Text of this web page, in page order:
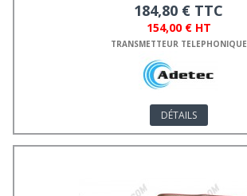
184,80 € TTC
154,00 € HT
TRANSMETTEUR TELEPHONIQUE
DÉTAILS